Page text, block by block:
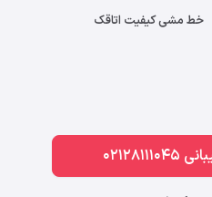
خط مشی کیفیت اتاقک